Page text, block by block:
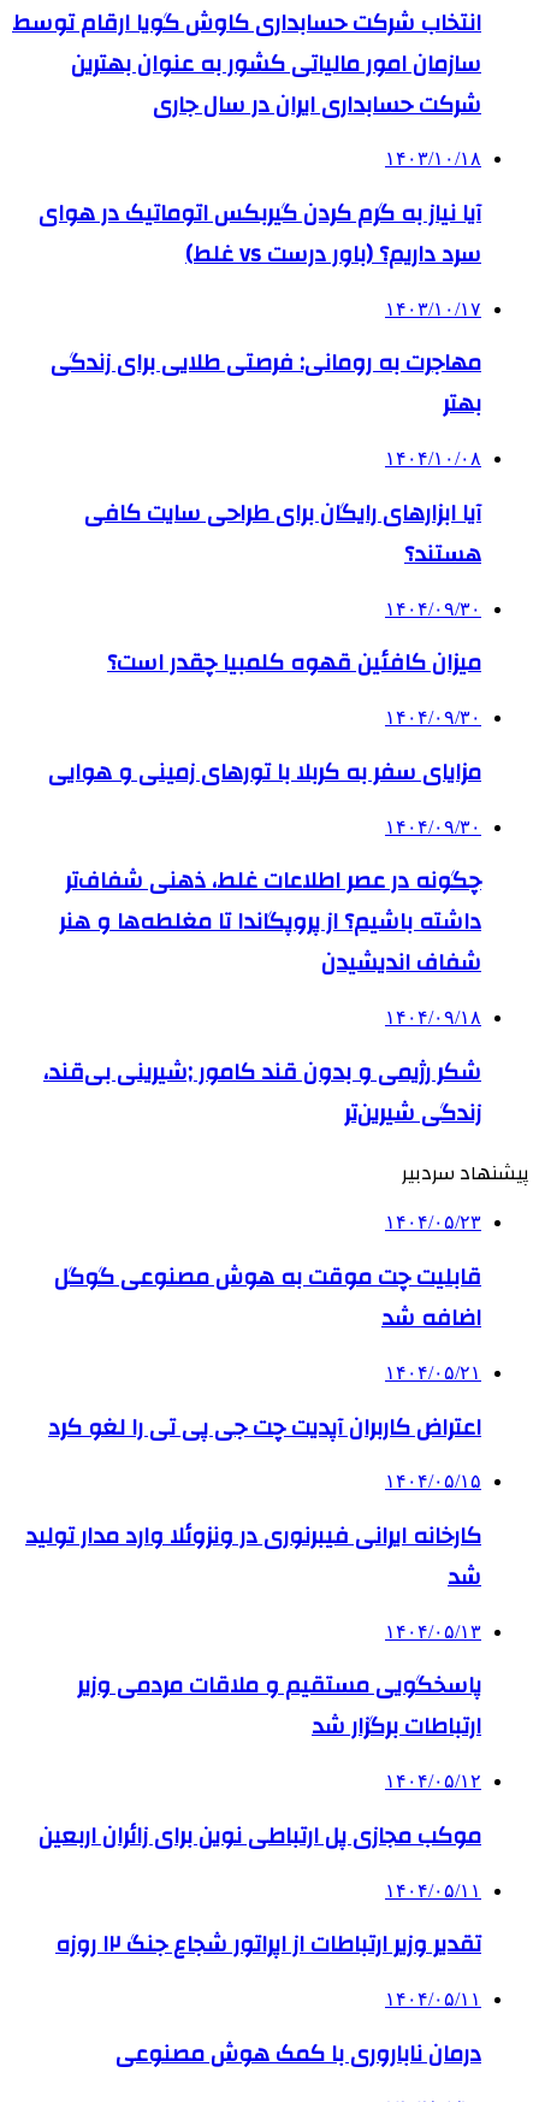
انتخاب شرکت حسابداری کاوش گویا ارقام توسط
سازمان امور مالیاتی کشور به عنوان بهترین
شرکت حسابداری ایران در سال جاری
۱۴۰۳/۱۰/۱۸
آیا نیاز به گرم کردن گیربکس اتوماتیک در هوای
سرد داریم؟ (باور درست vs غلط)
۱۴۰۳/۱۰/۱۷
مهاجرت به رومانی: فرصتی طلایی برای زندگی
بهتر
۱۴۰۴/۱۰/۰۸
آیا ابزارهای رایگان برای طراحی سایت کافی
هستند؟
۱۴۰۴/۰۹/۳۰
میزان کافئین قهوه کلمبیا چقدر است؟
۱۴۰۴/۰۹/۳۰
مزایای سفر به کربلا با تورهای زمینی و هوایی
۱۴۰۴/۰۹/۳۰
چگونه در عصر اطلاعات غلط، ذهنی شفاف‌تر
داشته باشیم؟ از پروپگاندا تا مغلطه‌ها و هنر
شفاف اندیشیدن
۱۴۰۴/۰۹/۱۸
شکر رژیمی و بدون قند کامور ;شیرینی بی‌قند،
زندگی شیرین‌تر
پیشنهاد سردبیر
۱۴۰۴/۰۵/۲۳
قابلیت چت موقت به هوش مصنوعی گوگل
اضافه شد
۱۴۰۴/۰۵/۲۱
اعتراض کاربران آپدیت چت جی پی تی را لغو کرد
۱۴۰۴/۰۵/۱۵
کارخانه ایرانی فیبرنوری در ونزوئلا وارد مدار تولید
شد
۱۴۰۴/۰۵/۱۳
پاسخگویی مستقیم و ملاقات مردمی وزیر
ارتباطات برگزار شد
۱۴۰۴/۰۵/۱۲
موکب مجازی پل ارتباطی نوین برای زائران اربعین
۱۴۰۴/۰۵/۱۱
تقدیر وزیر ارتباطات از اپراتور شجاع جنگ ۱۲ روزه
۱۴۰۴/۰۵/۱۱
درمان ناباروری با کمک هوش مصنوعی